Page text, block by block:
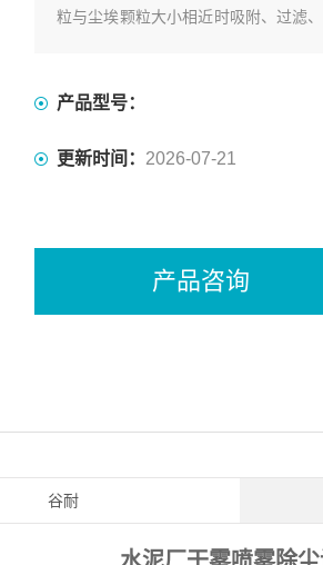
粒与尘埃颗粒大小相近时吸附、过滤
产品型号：
更新时间： 2026-07-21
产品咨询
谷耐